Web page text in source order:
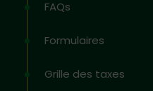
FAQs
Formulaires
Grille des taxes